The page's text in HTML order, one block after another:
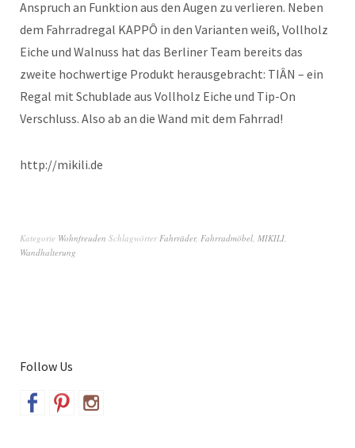
Anspruch an Funktion aus den Augen zu verlieren. Neben
dem Fahrradregal KAPPÔ in den Varianten weiß, Vollholz
Eiche und Walnuss hat das Berliner Team bereits das
zweite hochwertige Produkt herausgebracht: TIÂN – ein
Regal mit Schublade aus Vollholz Eiche und Tip-On
Verschluss. Also ab an die Wand mit dem Fahrrad!
http://mikili.de
Kategorie Wohnfreuden Schlagwörter Fahrräder, Fahrradmöbel MIKILI
Wandhalterung
Follow Us